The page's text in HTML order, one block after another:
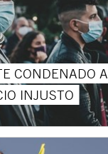
CONDENADO A
INJUSTO